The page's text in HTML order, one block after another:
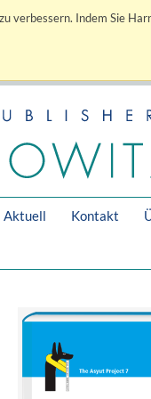
verbessern. Indem Sie
Aktuell Kontakt